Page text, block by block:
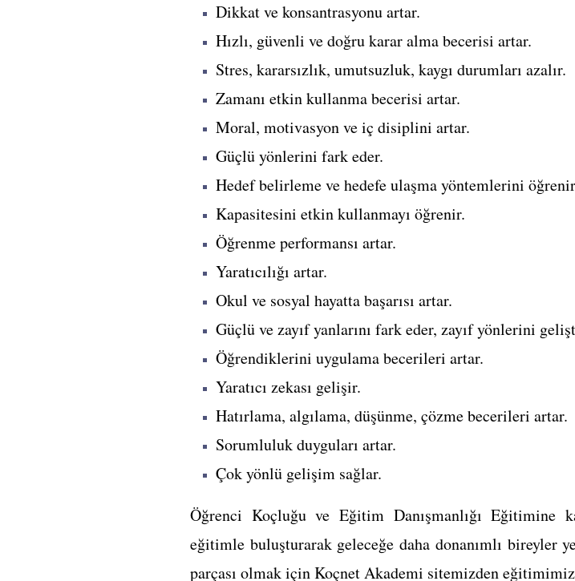
Dikkat ve konsantrasyonu artar.
Hızlı, güvenli ve doğru karar alma becerisi artar.
Stres, kararsızlık, umutsuzluk, kaygı durumları azalır.
Zamanı etkin kullanma becerisi artar.
Moral, motivasyon ve iç disiplini artar.
Güçlü yönlerini fark eder.
Hedef belirleme ve hedefe ulaşma yöntemlerini
Kapasitesini etkin kullanmayı öğrenir.
Öğrenme performansı artar.
Yaratıcılığı artar.
Okul ve sosyal hayatta başarısı artar.
Güçlü ve zayıf yanlarını fark eder, zayıf yönlerini
Öğrendiklerini uygulama becerileri artar.
Yaratıcı zekası gelişir.
Hatırlama, algılama, düşünme, çözme becerileri artar.
Sorumluluk duyguları artar.
Çok yönlü gelişim sağlar.
Öğrenci Koçluğu ve Eğitim Danışmanlığı Eğitimine
eğitimle buluşturarak geleceğe daha donanımlı bireyler
parçası olmak için Koçnet Akademi sitemizden